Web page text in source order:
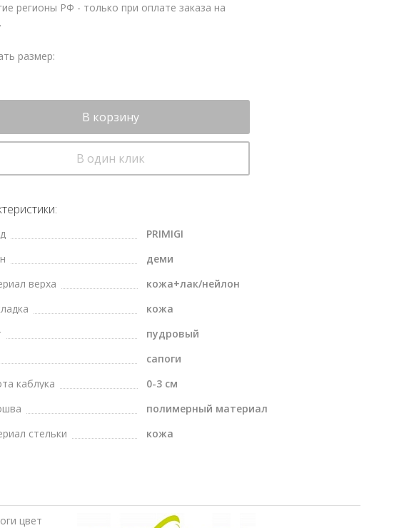
регионы РФ - только при оплате заказа на
размер:
В корзину
В один клик
PRIMIGI
деми
верха
кожа+лак/нейлон
кожа
пудровый
сапоги
каблука
0-3 см
полимерный материал
стельки
кожа
цвет